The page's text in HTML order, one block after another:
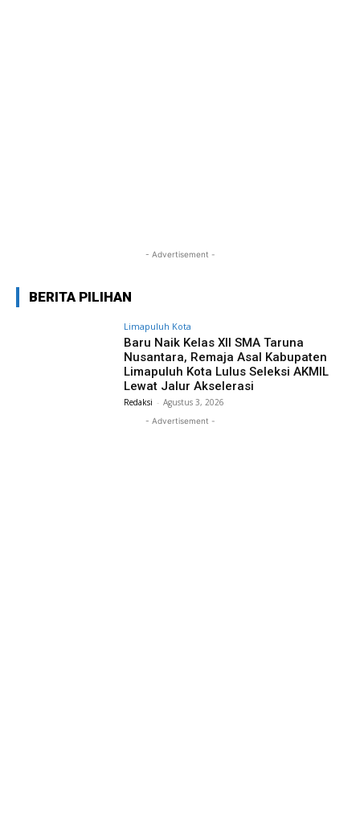
- Advertisement -
BERITA PILIHAN
Limapuluh Kota
Baru Naik Kelas XII SMA Taruna
Nusantara, Remaja Asal Kabupaten
Limapuluh Kota Lulus Seleksi AKMIL
Lewat Jalur Akselerasi
Redaksi - Agustus 3, 2026
- Advertisement -